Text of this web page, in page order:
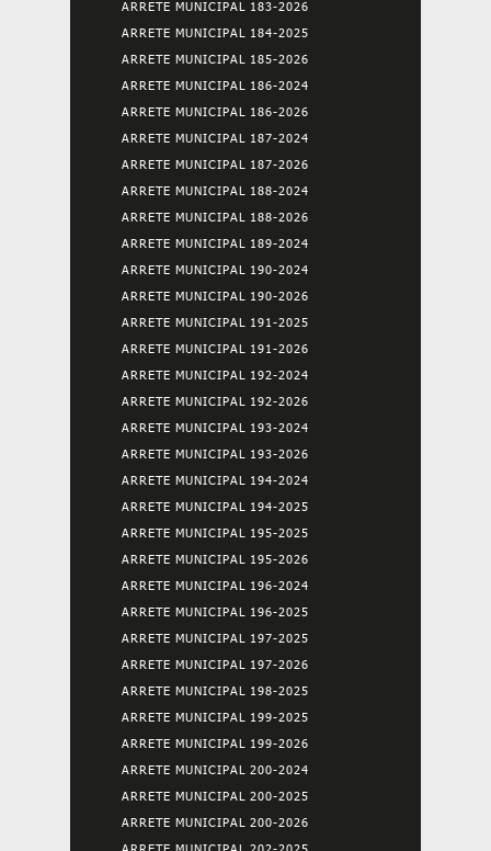
ARRETE MUNICIPAL 183-2026
ARRETE MUNICIPAL 184-2025
ARRETE MUNICIPAL 185-2026
ARRETE MUNICIPAL 186-2024
ARRETE MUNICIPAL 186-2026
ARRETE MUNICIPAL 187-2024
ARRETE MUNICIPAL 187-2026
ARRETE MUNICIPAL 188-2024
ARRETE MUNICIPAL 188-2026
ARRETE MUNICIPAL 189-2024
ARRETE MUNICIPAL 190-2024
ARRETE MUNICIPAL 190-2026
ARRETE MUNICIPAL 191-2025
ARRETE MUNICIPAL 191-2026
ARRETE MUNICIPAL 192-2024
ARRETE MUNICIPAL 192-2026
ARRETE MUNICIPAL 193-2024
ARRETE MUNICIPAL 193-2026
ARRETE MUNICIPAL 194-2024
ARRETE MUNICIPAL 194-2025
ARRETE MUNICIPAL 195-2025
ARRETE MUNICIPAL 195-2026
ARRETE MUNICIPAL 196-2024
ARRETE MUNICIPAL 196-2025
ARRETE MUNICIPAL 197-2025
ARRETE MUNICIPAL 197-2026
ARRETE MUNICIPAL 198-2025
ARRETE MUNICIPAL 199-2025
ARRETE MUNICIPAL 199-2026
ARRETE MUNICIPAL 200-2024
ARRETE MUNICIPAL 200-2025
ARRETE MUNICIPAL 200-2026